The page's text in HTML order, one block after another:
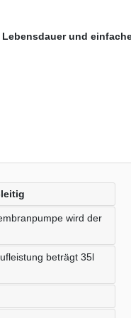
und
wird der
beträgt 35l